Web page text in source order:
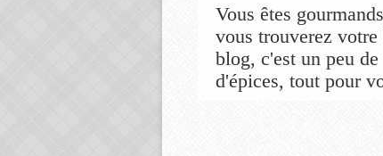
Vous êtes
vous trouverez
blog, c'est un peu
d'épices, tout pour